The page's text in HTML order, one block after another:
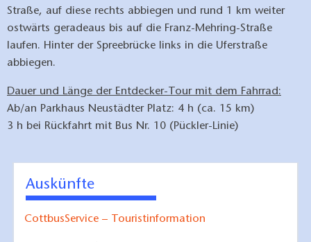
Straße, auf diese rechts abbiegen und rund 1 km weiter
ostwärts geradeaus bis auf die Franz-Mehring-Straße
laufen. Hinter der Spreebrücke links in die Uferstraße
abbiegen.
Dauer und Länge der Entdecker-Tour mit dem Fahrrad:
Ab/an Parkhaus Neustädter Platz: 4 h (ca. 15 km)
3 h bei Rückfahrt mit Bus Nr. 10 (Pückler-Linie)
Auskünfte
CottbusService – Touristinformation